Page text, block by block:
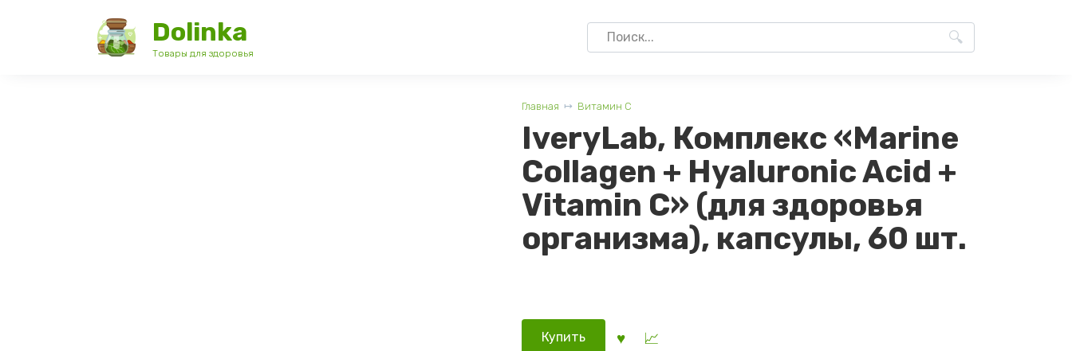
Dolinka
Товары для здоровья
Search
for:
Главная Витамин C
IveryLab, Комплекс «Marine
Collagen + Hyaluronic Acid +
Vitamin C» (для здоровья
организма), капсулы, 60 шт.
Купить